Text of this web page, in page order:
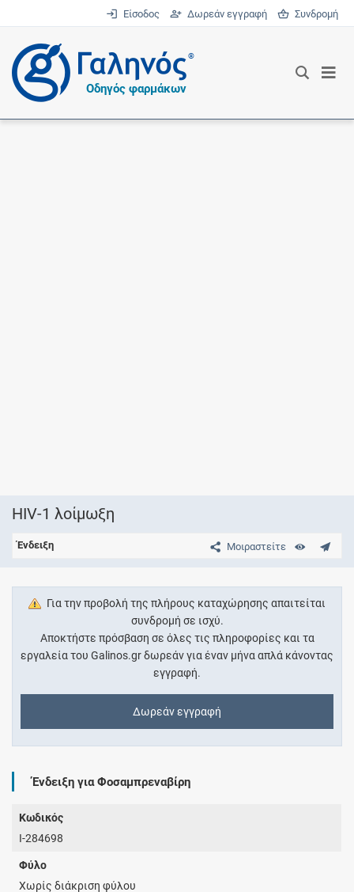
Είσοδος Δωρεάν εγγραφή Συνδρομή
®
Οδηγός φαρμάκων
HIV-1 λοίμωξη
Μοιραστείτε
Ένδειξη
Για την προβολή της πλήρους καταχώρησης απαιτείται
συνδρομή σε ισχύ.
Αποκτήστε πρόσβαση σε όλες τις πληροφορίες και τα
εργαλεία του Galinos.gr δωρεάν για έναν μήνα απλά κάνοντας
εγγραφή.
Δωρεάν εγγραφή
Ένδειξη για Φοσαμπρεναβίρη
Κωδικός
I-284698
Φύλο
Χωρίς διάκριση φύλου